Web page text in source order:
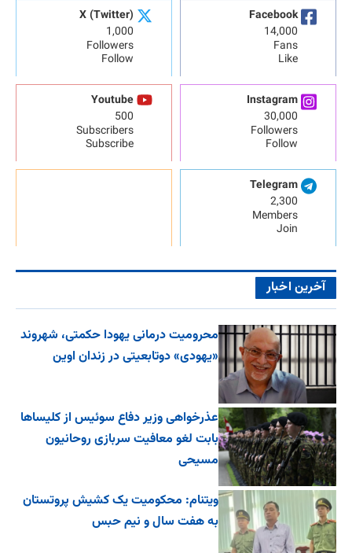
Facebook
14,000
Fans
Like
X (Twitter)
1,000
Followers
Follow
Instagram
30,000
Followers
Follow
Youtube
500
Subscribers
Subscribe
Telegram
2,300
Members
Join
آخرین اخبار
محرومیت درمانی یهودا حکمتی، شهروند
«یهودی» دوتابعیتی در زندان اوین
عذرخواهی وزیر دفاع سوئیس از کلیساها
بابت لغو معافیت سربازی روحانیون
مسیحی
ویتنام: محکومیت یک کشیش پروتستان
به هفت سال و نیم حبس